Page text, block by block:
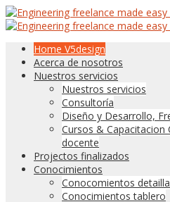
Home V5design
Acerca de nosotros
Nuestros servicios
Nuestros servicios
Consultoría
Diseño y Desarrollo,
Cursos & Capacitacion
docente
Projectos finalizados
Conocimientos
Conocomientos
Conocimientos tablero